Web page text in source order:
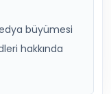
büyümesi
hakkında